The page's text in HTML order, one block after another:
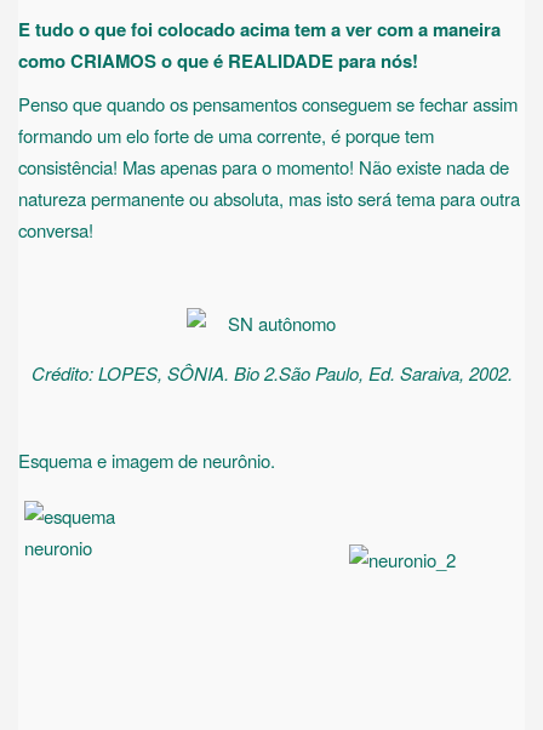
E tudo o que foi colocado acima tem a ver com a maneira
como CRIAMOS o que é REALIDADE para nós!
Penso que quando os pensamentos conseguem se fechar assim
formando um elo forte de uma corrente, é porque tem
consistência! Mas apenas para o momento! Não existe nada de
natureza permanente ou absoluta, mas isto será tema para outra
conversa!
Crédito: LOPES, SÔNIA. Bio 2.São Paulo, Ed. Saraiva, 2002.
Esquema e imagem de neurônio.